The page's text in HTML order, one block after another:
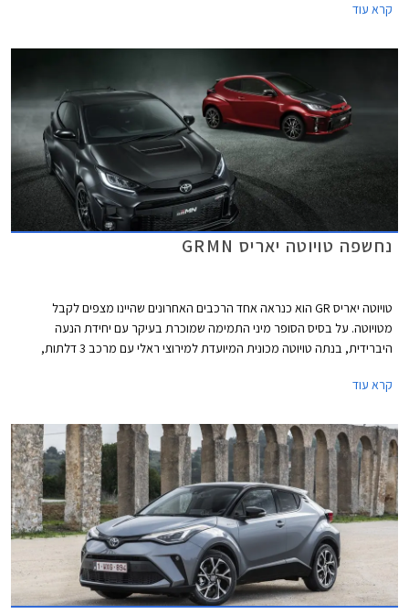
יאריס זכה בתואר בשנת 2000.
קרא עוד
נחשפה טויוטה יאריס GRMN
טויוטה יאריס GR הוא כנראה אחד הרכבים האחרונים שהיינו מצפים לקבל
מטויוטה. על בסיס הסופר מיני התמימה שמוכרת בעיקר עם יחידת הנעה
היברידית, בנתה טויוטה מכונית המיועדת למירוצי ראלי עם מרכב 3 דלתות,
להסתנן ארצה בחסות הייבוא האישי.
קרא עוד